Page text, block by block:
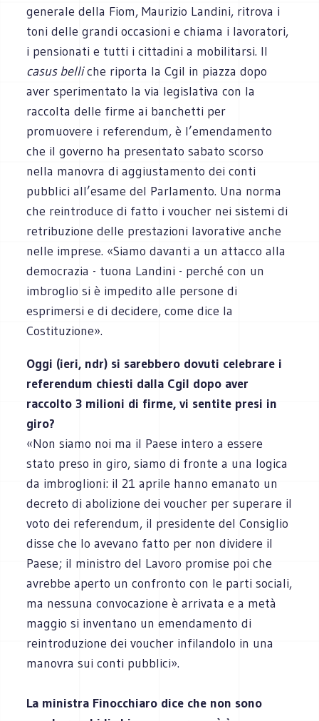
generale della Fiom, Maurizio Landini, ritrova i
toni delle grandi occasioni e chiama i lavoratori,
i pensionati e tutti i cittadini a mobilitarsi. Il
casus belliche riporta la Cgil in piazza dopo
aver sperimentato la via legislativa con la
raccolta delle firme ai banchetti per
promuovere i referendum, è l’emendamento
che il governo ha presentato sabato scorso
nella manovra di aggiustamento dei conti
pubblici all’esame del Parlamento. Una norma
che reintroduce di fatto i voucher nei sistemi di
retribuzione delle prestazioni lavorative anche
nelle imprese. «Siamo davanti a un attacco alla
democrazia - tuona Landini - perché con un
imbroglio si è impedito alle persone di
esprimersi e di decidere, come dice la
Costituzione».
Oggi (ieri, ndr) si sarebbero dovuti celebrare i
referendum chiesti dalla Cgil dopo aver
raccolto 3 milioni di firme, vi sentite presi in
giro?
«Non siamo noi ma il Paese intero a essere
stato preso in giro, siamo di fronte a una logica
da imbroglioni: il 21 aprile hanno emanato un
decreto di abolizione dei voucher per superare il
voto dei referendum, il presidente del Consiglio
disse che lo avevano fatto per non dividere il
Paese; il ministro del Lavoro promise poi che
avrebbe aperto un confronto con le parti sociali,
ma nessuna convocazione è arrivata e a metà
maggio si inventano un emendamento di
reintroduzione dei voucher infilandolo in una
manovra sui conti pubblici».
La ministra Finocchiaro dice che non sono